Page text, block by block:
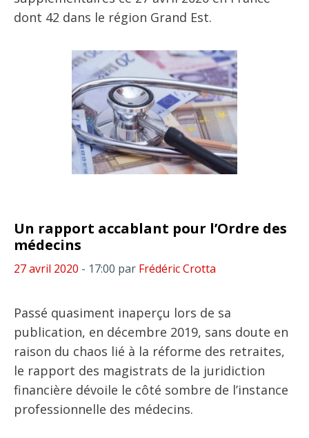
dont 42 dans le région Grand Est.
Un rapport accablant pour l’Ordre des
médecins
27 avril 2020 - 17:00 par Frédéric Crotta
Passé quasiment inaperçu lors de sa
publication, en décembre 2019, sans doute en
raison du chaos lié à la réforme des retraites,
le rapport des magistrats de la juridiction
financière dévoile le côté sombre de l’instance
professionnelle des médecins.